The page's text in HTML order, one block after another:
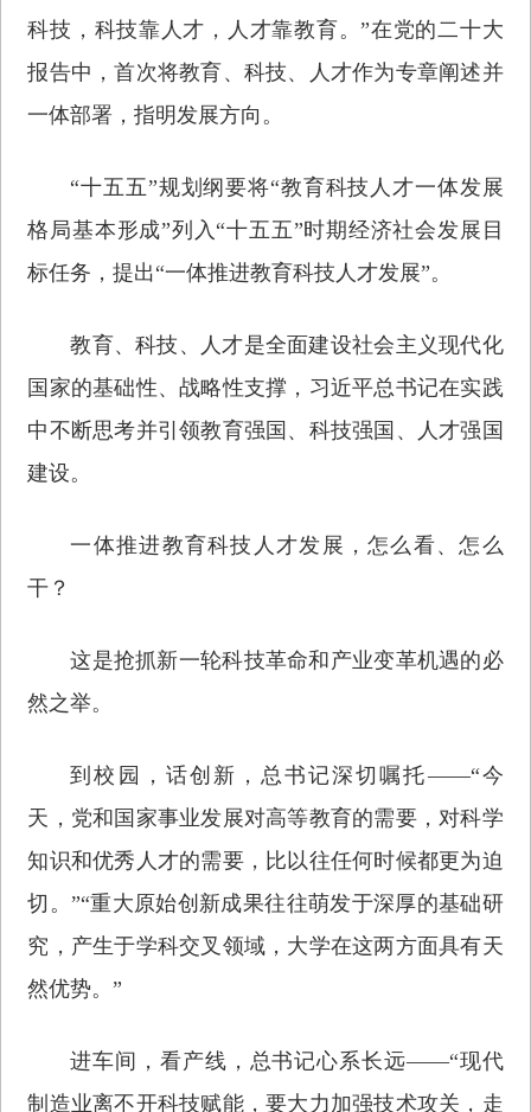
科技，科技靠人才，人才靠教育。”在党的二十大
报告中，首次将教育、科技、人才作为专章阐述并
一体部署，指明发展方向。
“十五五”规划纲要将“教育科技人才一体发展
格局基本形成”列入“十五五”时期经济社会发展目
标任务，提出“一体推进教育科技人才发展”。
教育、科技、人才是全面建设社会主义现代化
国家的基础性、战略性支撑，习近平总书记在实践
中不断思考并引领教育强国、科技强国、人才强国
建设。
一体推进教育科技人才发展，怎么看、怎么
干？
这是抢抓新一轮科技革命和产业变革机遇的必
然之举。
到校园，话创新，总书记深切嘱托——“今
天，党和国家事业发展对高等教育的需要，对科学
知识和优秀人才的需要，比以往任何时候都更为迫
切。”“重大原始创新成果往往萌发于深厚的基础研
究，产生于学科交叉领域，大学在这两方面具有天
然优势。”
进车间，看产线，总书记心系长远——“现代
制造业离不开科技赋能，要大力加强技术攻关，走